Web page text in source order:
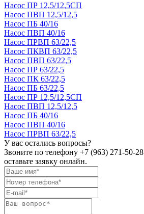
Насос ПР 12,5/12,5СП
Насос ПВП 12,5/12,5
Насос ПБ 40/16
Насос ПВП 40/16
Насос ПРВП 63/22,5
Насос ПКВП 63/22,5
Насос ПВП 63/22,5
Насос ПР 63/22,5
Насос ПК 63/22,5
Насос ПБ 63/22,5
Насос ПР 12,5/12,5СП
Насос ПВП 12,5/12,5
Насос ПБ 40/16
Насос ПВП 40/16
Насос ПРВП 63/22,5
У вас остались вопросы?
Звоните по телефону +7 (963) 271-50-28
оставьте заявку онлайн.